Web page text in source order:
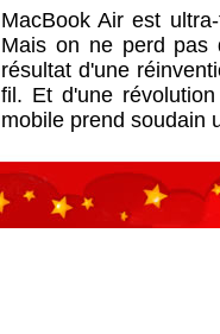
MacBook Air est
Mais on ne perd pas
résultat d'une
fil. Et d'une
mobile prend soudain